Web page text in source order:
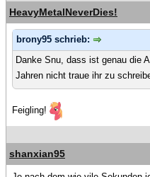
HeavyMetalNeverDies!
brony95 schrieb:
Danke Snu, dass ist genau die
Jahren nicht traue ihr zu
Feigling!
shanxian95